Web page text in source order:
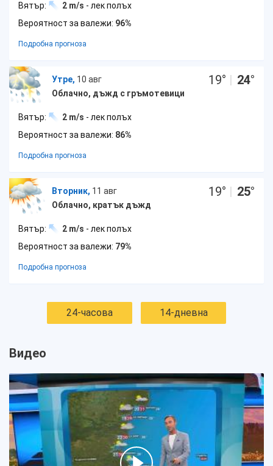
Вятър: 2 m/s - лек полъх
Вероятност за валежи: 96%
Подробна прогноза
Утре, 10 авг
Облачно, дъжд с гръмотевици
19° | 24°
Вятър: 2 m/s - лек полъх
Вероятност за валежи: 86%
Подробна прогноза
Вторник, 11 авг
Облачно, кратък дъжд
19° | 25°
Вятър: 2 m/s - лек полъх
Вероятност за валежи: 79%
Подробна прогноза
24-часова 14-дневна
Видео